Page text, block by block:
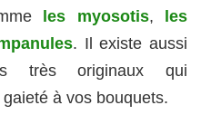
les myosotis, les
. Il existe aussi
très originaux qui
à vos bouquets.